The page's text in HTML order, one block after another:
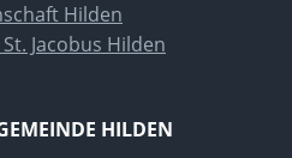
Hilden
Jacobus Hilden
HILDEN